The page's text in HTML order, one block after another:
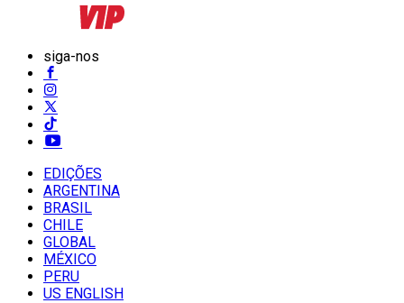
siga-nos
EDIÇÕES
ARGENTINA
BRASIL
CHILE
GLOBAL
MÉXICO
PERU
US ENGLISH